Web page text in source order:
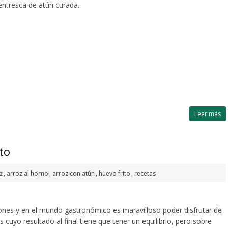
de atún curada.
Leer más
, arroz al horno , arroz con atún , huevo frito , recetas
y en el mundo gastronómico es maravilloso poder disfrutar de
cuyo resultado al final tiene que tener un equilibrio, pero sobre